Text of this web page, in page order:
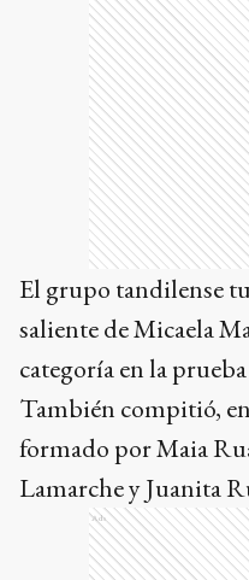
El grupo tandilense
saliente de Micaela
categoría en la
También compitió,
formado por Maia
Lamarche y Juanita
Ads